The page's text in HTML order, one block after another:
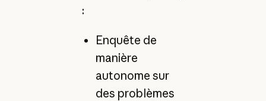
:
Enquête de
manière
autonome sur
des problèmes